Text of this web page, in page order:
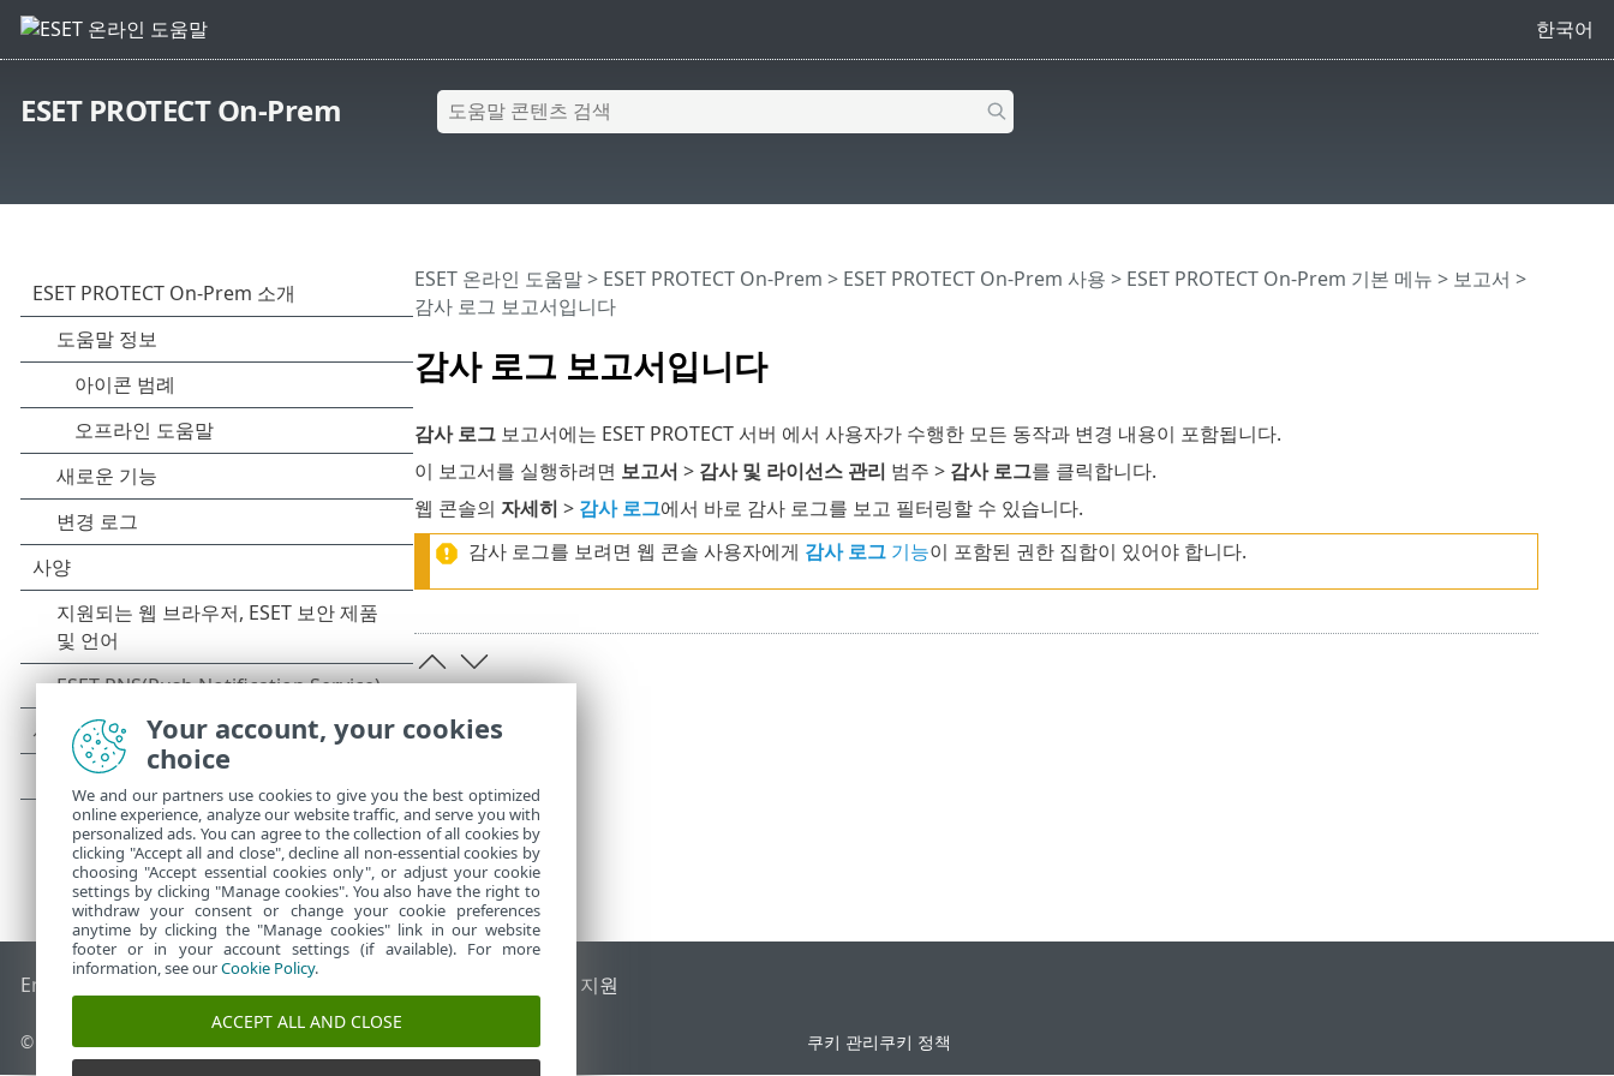
한국어
ESET PROTECT On-Prem
감사 로그 보고서입니다
ESET 온라인 도움말> ESET PROTECT On-Prem > ESET PROTECT On-Prem 사용 > ESET PROTECT On-Prem 기본 메뉴 > 보고서 >
감사 로그 보고서입니다
감사 로그보고서에는 ESET PROTECT 서버 에서 사용자가 수행한 모든 동작과 변경 내용이 포함됩니다.
이 보고서를 실행하려면 보고서 > 감사 및 라이선스 관리 범주 > 감사 로그를 클릭합니다.
웹 콘솔의 자세히 > 감사 로그에서 바로 감사 로그를 보고 필터링할 수 있습니다.
감사 로그를 보려면 웹 콘솔 사용자에게 감사 로그 기능이 포함된 권한 집합이 있어야 합니다.
End of Life ESET 지식 베이스 ESET 포럼 국가별 지원
© 1992 - 2026 ESET, spol. s r.o. - All rights reserved. 쿠키 관리쿠키 정책
Your account, your cookies
choice
We and our partners use cookies to give you the best optimized
online experience, analyze our website traffic, and serve you with
personalized ads. You can agree to the collection of all cookies by
clicking "Accept all and close", decline all non-essential cookies by
choosing "Accept essential cookies only", or adjust your cookie
settings by clicking "Manage cookies". You also have the right to
withdraw your consent or change your cookie preferences
anytime by clicking the "Manage cookies" link in our website
footer or in your account settings (if available). For more
information, see ourCookie Policy.
ACCEPT ALL AND CLOSE